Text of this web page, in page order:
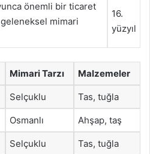
önemli bir ticaret
mimari
16.
yüzyıl
Mimari Tarzı Malzemeler
Selçuklu Tas, tuğla
Osmanlı Ahşap, taş
Selçuklu Tas, tuğla